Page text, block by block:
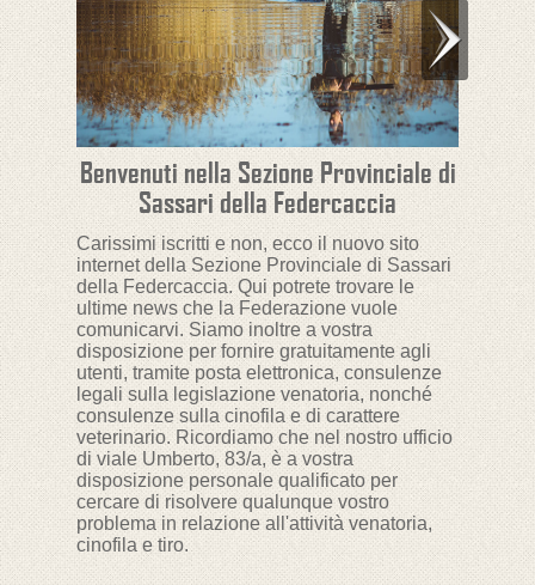
Contatti
Benvenuti nella Sezione Provinciale di
Sassari della Federcaccia
Carissimi iscritti e non, ecco il nuovo sito
internet della Sezione Provinciale di Sassari
della Federcaccia. Qui potrete trovare le
ultime news che la Federazione vuole
comunicarvi. Siamo inoltre a vostra
disposizione per fornire gratuitamente agli
utenti, tramite posta elettronica, consulenze
legali sulla legislazione venatoria, nonché
consulenze sulla cinofila e di carattere
veterinario. Ricordiamo che nel nostro ufficio
di viale Umberto, 83/a, è a vostra
disposizione personale qualificato per
cercare di risolvere qualunque vostro
problema in relazione all'attività venatoria,
cinofila e tiro.